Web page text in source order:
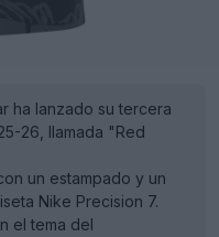
ha lanzado su tercera
26, llamada "Red
un estampado y un
Nike Precision 7.
el tema del